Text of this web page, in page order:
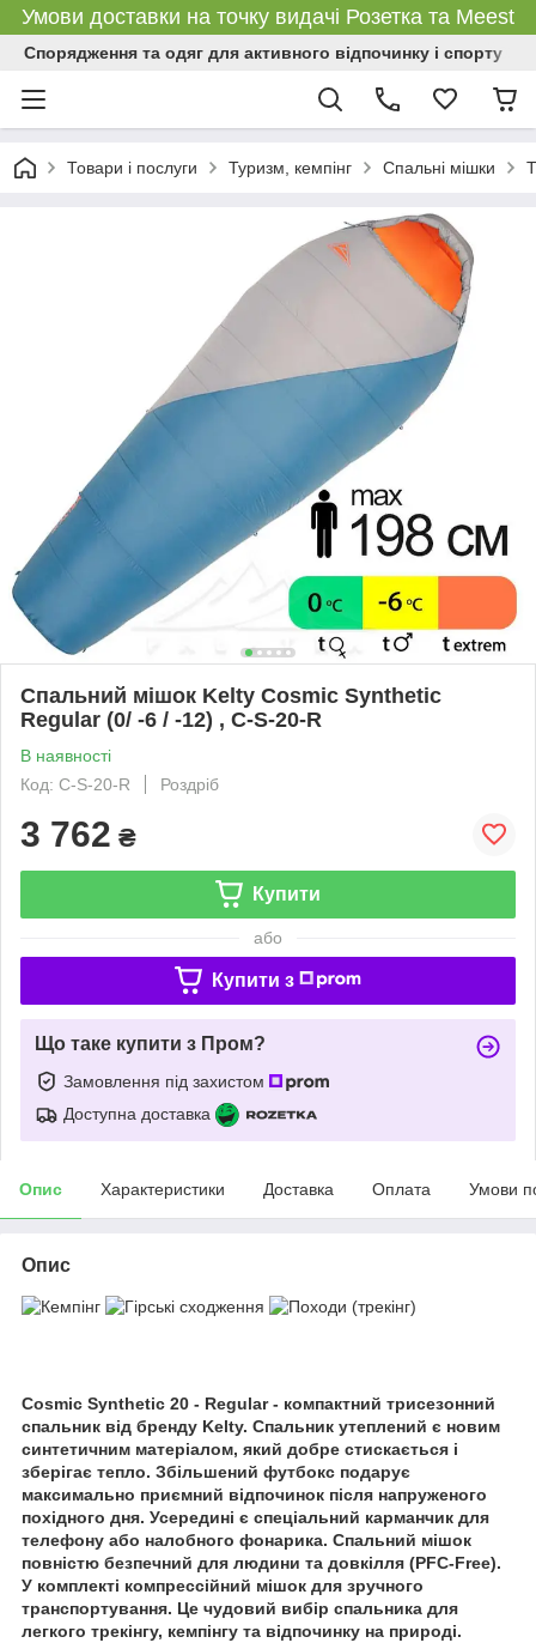
Умови доставки на точку видачі Розетка та Meest
Спорядження та одяг для активного відпочинку і спорту
Товари і послуги Туризм, кемпінг Спальні мішки
Спальний мішок Kelty Cosmic Synthetic
Regular (0/ -6 / -12) , C-S-20-R
В наявності
Код: C-S-20-R
Роздріб
3 762 ₴
Купити
або
Купити з
Що таке купити з Пром?
Замовлення під захистом
Доступна доставка
Опис Характеристики Доставка Оплата Умови
Опис
Cosmic Synthetic 20 - Regular - компактний трисезонний
спальник від бренду Kelty. Спальник утеплений є новим
синтетичним матеріалом, який добре стискається і
зберігає тепло. Збільшений футбокс подарує
максимально приємний відпочинок після напруженого
похідного дня. Усередині є спеціальний карманчик для
телефону або налобного фонарика. Спальний мішок
повністю безпечний для людини та довкілля (PFC-Free).
У комплекті компрессійний мішок для зручного
транспортування. Це чудовий вибір спальника для
легкого трекінгу, кемпінгу та відпочинку на природі.